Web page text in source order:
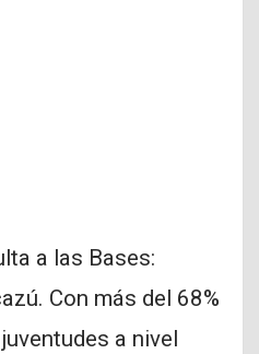
a las Bases:
Con más del 68%
a nivel